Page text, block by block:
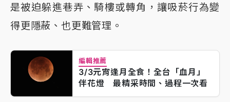
是被迫躲進巷弄、騎樓或轉角，讓吸菸行為變
得更隱蔽、也更難管理。
編輯推薦
3/3元宵逢月全食！全台「血月」
伴花燈 最精采時間、過程一次看